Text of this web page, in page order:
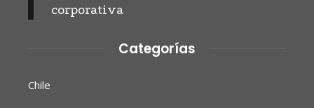
corporativa
Categorías
Chile